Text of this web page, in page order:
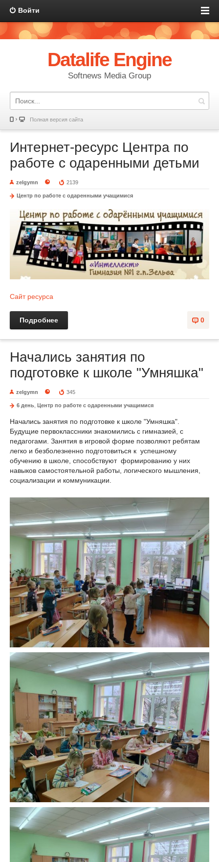
Войти
Datalife Engine
Softnews Media Group
Полная версия сайта
Интернет-ресурс Центра по
работе с одаренными детьми
zelgymn 2139
Центр по работе с одаренными учащимися
Сайт ресурса
0
Подробнее
Начались занятия по
подготовке к школе "Умняшка"
zelgymn 345
6 день Центр по работе с одаренными учащимися
Начались занятия по подготовке к школе "Умняшка".
Будущие первоклассники знакомились с гимназией, с
педагогами. Занятия в игровой форме позволяют ребятам
легко и безболезненно подготовиться к успешному
обучению в школе, способствуют формированию у них
навыков самостоятельной работы, логического мышления,
социализации и коммуникации.